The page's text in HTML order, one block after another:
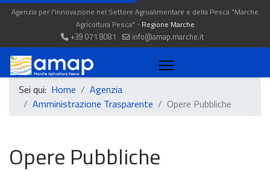
Agenzia per l'Innovazione nel Settore Agroalimentare e della Pesca "Marche
Agricoltura Pesca" - Regione Marche
+39 071 8081
info@amap.marche.it
Sei qui: Home
Agenzia
Amministrazione Trasparente
Opere Pubbliche
Opere Pubbliche